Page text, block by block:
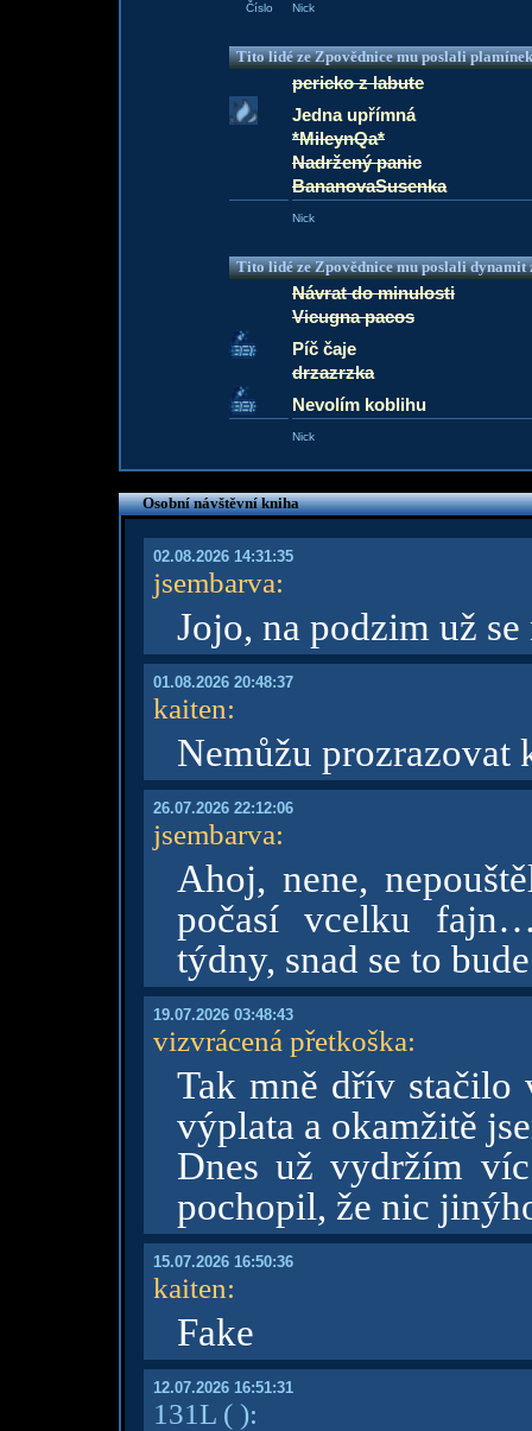
Číslo Nick
Tito lidé ze Zpovědnice mu poslali
pericko z labute
Jedna upřímná
*MileynQa*
Nadržený panic
BananovaSusenka
Nick
Tito lidé ze Zpovědnice mu poslali dynamit
Návrat do minulosti
Vicugna pacos
Píč čaje
drzazrzka
Nevolím koblihu
Nick
Osobní návštěvní kniha
02.08.2026 14:31:35
jsembarva:
Jojo, na podzim už
01.08.2026 20:48:37
kaiten:
Nemůžu prozrazovat
26.07.2026 22:12:06
jsembarva:
Ahoj, nene,
počasí vcelku
týdny, snad se to
19.07.2026 03:48:43
vizvrácená přetkoška:
Tak mně dřív stačilo
výplata a okamžitě
Dnes už vydržím
pochopil, že nic
15.07.2026 16:50:36
kaiten:
Fake
12.07.2026 16:51:31
131L( ):